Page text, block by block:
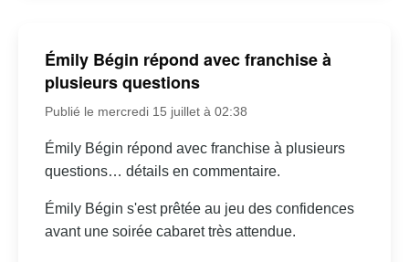
Émily Bégin répond avec franchise à
plusieurs questions
Publié le mercredi 15 juillet à 02:38
Émily Bégin répond avec franchise à plusieurs
questions… détails en commentaire.
Émily Bégin s'est prêtée au jeu des confidences
avant une soirée cabaret très attendue.